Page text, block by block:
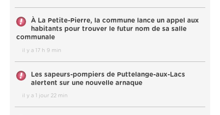
À La Petite-Pierre, la commune lance un appel aux
habitants pour trouver le futur nom de sa salle
communale
il y a 17 h 9 min
Les sapeurs-pompiers de Puttelange-aux-Lacs
alertent sur une nouvelle arnaque
il y a 1 jour 22 min